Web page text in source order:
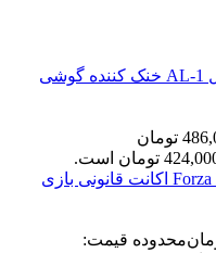
خنک کننده گوشی
قیمت اصلی 486,000 تومان
اکانت قانونی بازی
محدوده قیمت: